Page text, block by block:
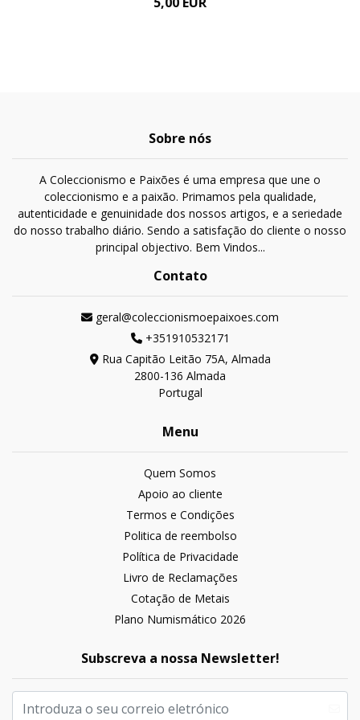
Sobre nós
A Coleccionismo e Paixões é uma empresa que une o
coleccionismo e a paixão. Primamos pela qualidade,
autenticidade e genuinidade dos nossos artigos, e a seriedade
do nosso trabalho diário. Sendo a satisfação do cliente o nosso
principal objectivo. Bem Vindos...
Contato
geral@coleccionismoepaixoes.com
+351910532171
Rua Capitão Leitão 75A, Almada
2800-136 Almada
Portugal
Menu
Quem Somos
Apoio ao cliente
Termos e Condições
Politica de reembolso
Política de Privacidade
Livro de Reclamações
Cotação de Metais
Plano Numismático 2026
Subscreva a nossa Newsletter!